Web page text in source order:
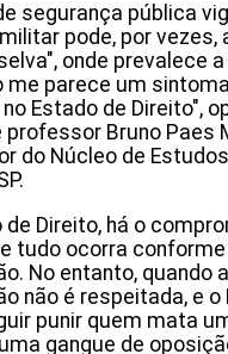
segurança pública
pode, por vezes,
onde prevalece
me parece um
Estado de Direito",
professor Bruno Paes
do Núcleo de
de Direito, há o
tudo ocorra conforme
No entanto, quando a
não é respeitada, e o
punir quem mata
gangue de